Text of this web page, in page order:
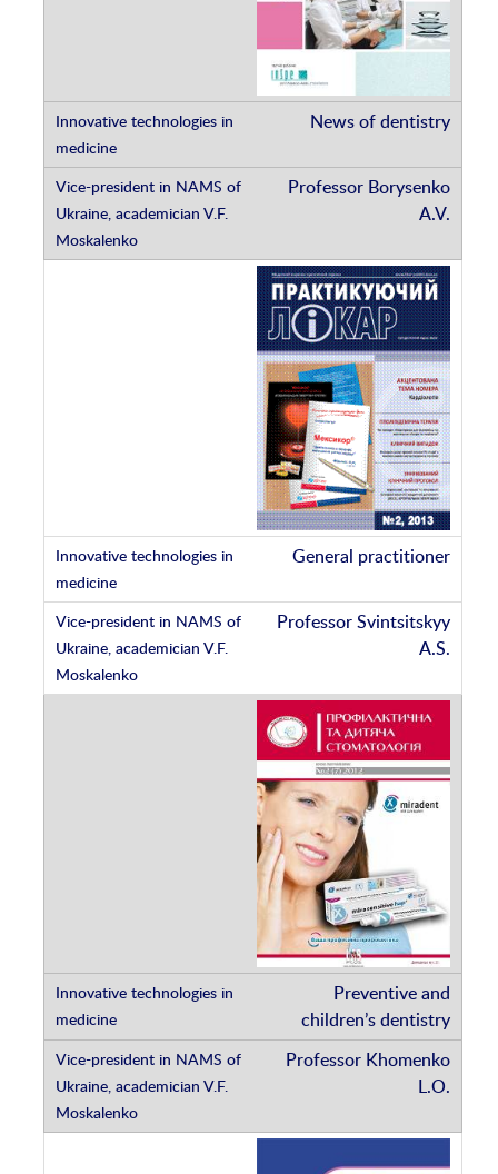
News of dentistry
Professor Borysenko
A.V.
General practitioner
Professor Svintsitskyy
A.S.
Preventive and
children’s dentistry
Professor Khomenko
L.O.